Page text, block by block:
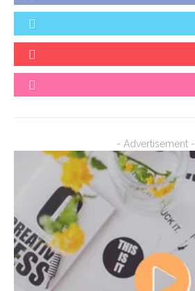
- Advertisement -